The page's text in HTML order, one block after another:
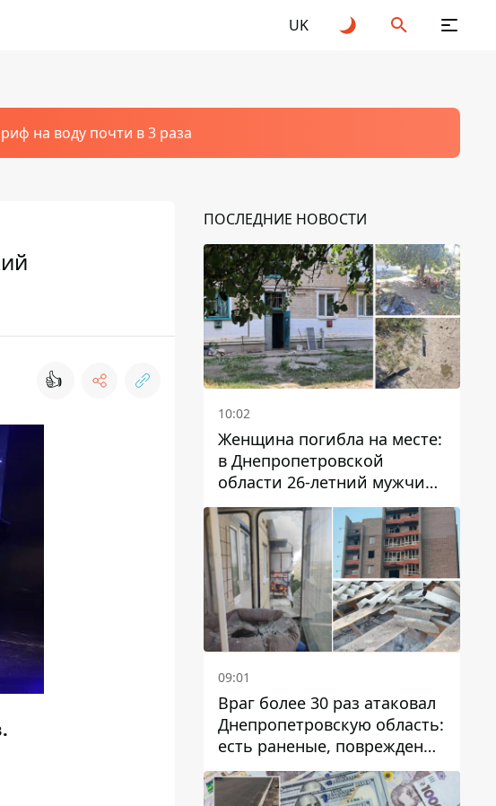
UK
на воду почти в 3 раза
👍
.
ПОСЛЕДНИЕ НОВОСТИ
10:02
Женщина погибла на месте:
в Днепропетровской
области 26-летний мужчина
избил трех человек
металлическим предметом
09:01
Враг более 30 раз атаковал
Днепропетровскую область:
есть раненые, повреждены
лицей, дома и предприятия